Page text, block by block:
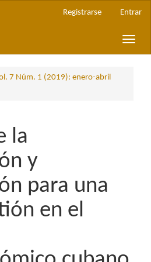
Registrarse Entrar
Toggle
7 Núm. 1 (2019): enero-abril
la
y
para una
en el